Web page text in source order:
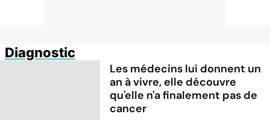
Diagnostic
Les médecins lui donnent un
an à vivre, elle découvre
qu'elle n'a finalement pas de
cancer